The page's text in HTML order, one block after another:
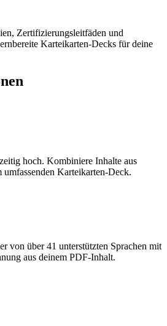
Zertifizierungsleitfäden und
Karteikarten-Decks für deine
hoch. Kombiniere Inhalte aus
Karteikarten-Deck.
von über 41 unterstützten Sprachen mit
aus deinem PDF-Inhalt.